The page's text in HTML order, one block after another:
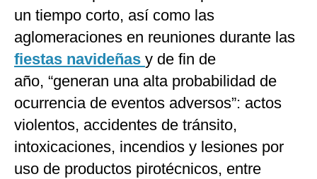
un tiempo corto, así como las
aglomeraciones en reuniones durante las
fiestas navideñas y de fin de
año, “generan una alta probabilidad de
ocurrencia de eventos adversos”: actos
violentos, accidentes de tránsito,
intoxicaciones, incendios y lesiones por
uso de productos pirotécnicos, entre